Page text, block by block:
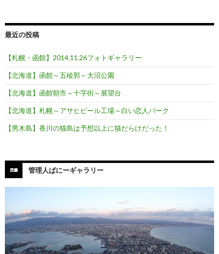
最近の投稿
【札幌・函館】2014.11.26フォトギャラリー
【北海道】函館～五稜郭～大沼公園
【北海道】函館朝市～十字街～展望台
【北海道】札幌～アサヒビール工場～白い恋人パーク
【男木島】香川の猫島は予想以上に猫だらけだった！
管理人ぱにーギャラリー